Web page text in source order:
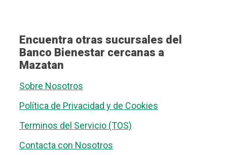
Encuentra otras sucursales del
Banco Bienestar cercanas a
Mazatan
Sobre Nosotros
Política de Privacidad y de Cookies
Terminos del Servicio (TOS)
Contacta con Nosotros